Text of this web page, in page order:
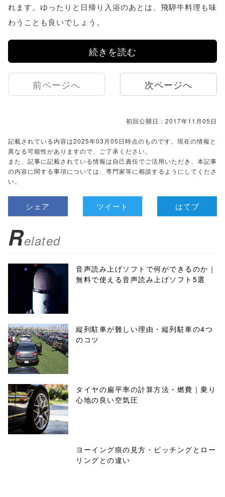
れます。ゆったりと日帰り入浴のあとは、飛騨牛料理も味
わうことも良いでしょう。
続きを読む
前ページへ 次ページへ
初回公開日：2017年11月05日
記載されている内容は2025年03月05日時点のものです。現在の情報と
異なる可能性がありますので、ご了承ください。
また、記事に記載されている情報は自己責任でご活用いただき、本記事
の内容に関する事項については、専門家等に相談するようにしてくださ
い。
シェア ツイート はてブ
Related
音声読み上げソフトで何ができるのか｜
無料で使える音声読み上げソフト5選
縦列駐車が難しい理由・縦列駐車の4つ
のコツ
タイヤの扁平率の計算方法・燃費｜乗り
心地の良い空気圧
ヨーイング痕の見方・ピッチングとロー
リングとの違い